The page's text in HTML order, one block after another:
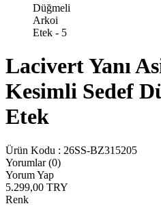
Lacivert Yanı
Kesimli Sedef
Etek
Ürün Kodu : 26SS-BZ315205
Yorumlar (0)
Yorum Yap
5.299,00 TRY
Renk